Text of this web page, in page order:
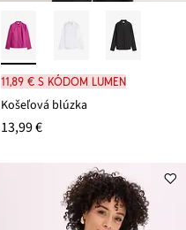
11,89 € s kódom LUMEN
Košeľová blúzka
13,99 €